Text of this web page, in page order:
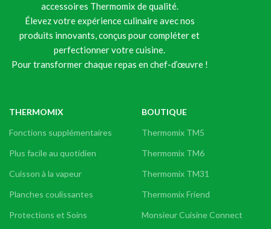
accessoires Thermomix de qualité.
Élevez votre expérience culinaire avec nos
produits innovants, conçus pour compléter et
perfectionner votre cuisine.
Pour transformer chaque repas en chef-d’œuvre !
THERMOMIX
Fonctions supplémentaires
Plus facile au quotidien
Cuisson à la vapeur
Planches coulissantes
Protections et Soins
BOUTIQUE
Thermomix TM5
Thermomix TM6
Thermomix TM31
Thermomix Friend
Monsieur Cuisine Connect